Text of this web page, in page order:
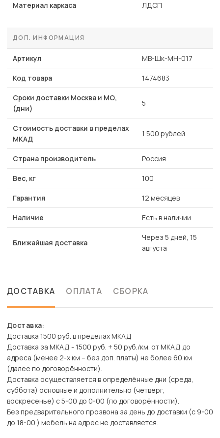
Материал каркаса ЛДСП
ДОП. ИНФОРМАЦИЯ
Артикул MB-Шк-МН-017
Код товара 1474683
Сроки доставки Москва и МО,
(дни)
5
Стоимость доставки в пределах
МКАД
1 500 рублей
Страна производитель Россия
Вес, кг 100
Гарантия 12 месяцев
Наличие Есть в наличии
Ближайшая доставка
Через 5 дней, 15
августа
ДОСТАВКА ОПЛАТА СБОРКА
Доставка:
Доставка 1500 руб. в пределах МКАД
Доставка за МКАД - 1500 руб. + 50 руб./км. от МКАД до
адреса (менее 2-х км – без доп. платы) не более 60 км
(далее по договорённости).
Доставка осуществляется в определённые дни (среда,
суббота) основные и дополнительно (четверг,
воскресенье) с 5-00 до 0-00 (по договорённости).
Без предварительного прозвона за день до доставки (с 9-00
до 18-00 ) мебель на адрес не доставляется.